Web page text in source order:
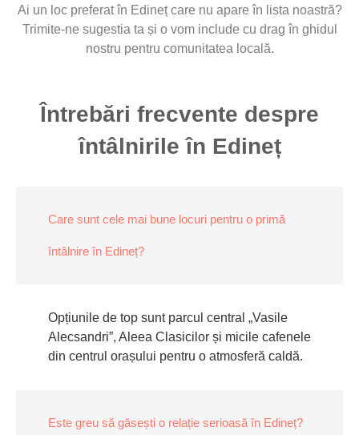
Ai un loc preferat în Edineț care nu apare în lista noastră?
Trimite-ne sugestia ta și o vom include cu drag în ghidul
nostru pentru comunitatea locală.
Întrebări frecvente despre
întâlnirile în Edineț
Care sunt cele mai bune locuri pentru o primă
întâlnire în Edineț?
Opțiunile de top sunt parcul central „Vasile
Alecsandri”, Aleea Clasicilor și micile cafenele
din centrul orașului pentru o atmosferă caldă.
Este greu să găsești o relație serioasă în Edineț?